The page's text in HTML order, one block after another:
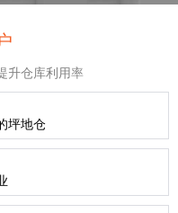
升仓库利用率
坪地仓